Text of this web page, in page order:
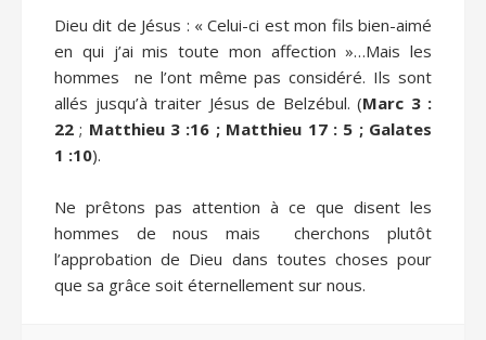
Dieu dit de Jésus : « Celui-ci est mon fils bien-aimé
en qui j’ai mis toute mon affection »…Mais les
hommes ne l’ont même pas considéré. Ils sont
allés jusqu’à traiter Jésus de Belzébul. (Marc 3 :
22 ; Matthieu 3 :16 ; Matthieu 17 : 5 ; Galates
1 :10).
Ne prêtons pas attention à ce que disent les
hommes de nous mais cherchons plutôt
l’approbation de Dieu dans toutes choses pour
que sa grâce soit éternellement sur nous.